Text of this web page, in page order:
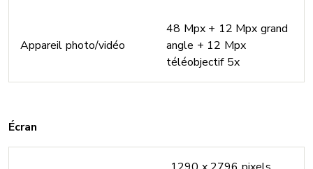
Appareil photo/vidéo
48 Mpx + 12 Mpx grand
angle + 12 Mpx
téléobjectif 5x
Écran